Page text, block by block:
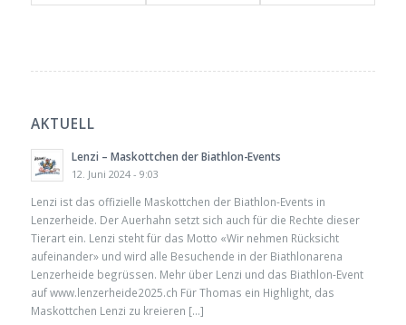
AKTUELL
Lenzi – Maskottchen der Biathlon-Events
12. Juni 2024 - 9:03
Lenzi ist das offizielle Maskottchen der Biathlon-Events in
Lenzerheide. Der Auerhahn setzt sich auch für die Rechte dieser
Tierart ein. Lenzi steht für das Motto «Wir nehmen Rücksicht
aufeinander» und wird alle Besuchende in der Biathlonarena
Lenzerheide begrüssen. Mehr über Lenzi und das Biathlon-Event
auf www.lenzerheide2025.ch Für Thomas ein Highlight, das
Maskottchen Lenzi zu kreieren […]